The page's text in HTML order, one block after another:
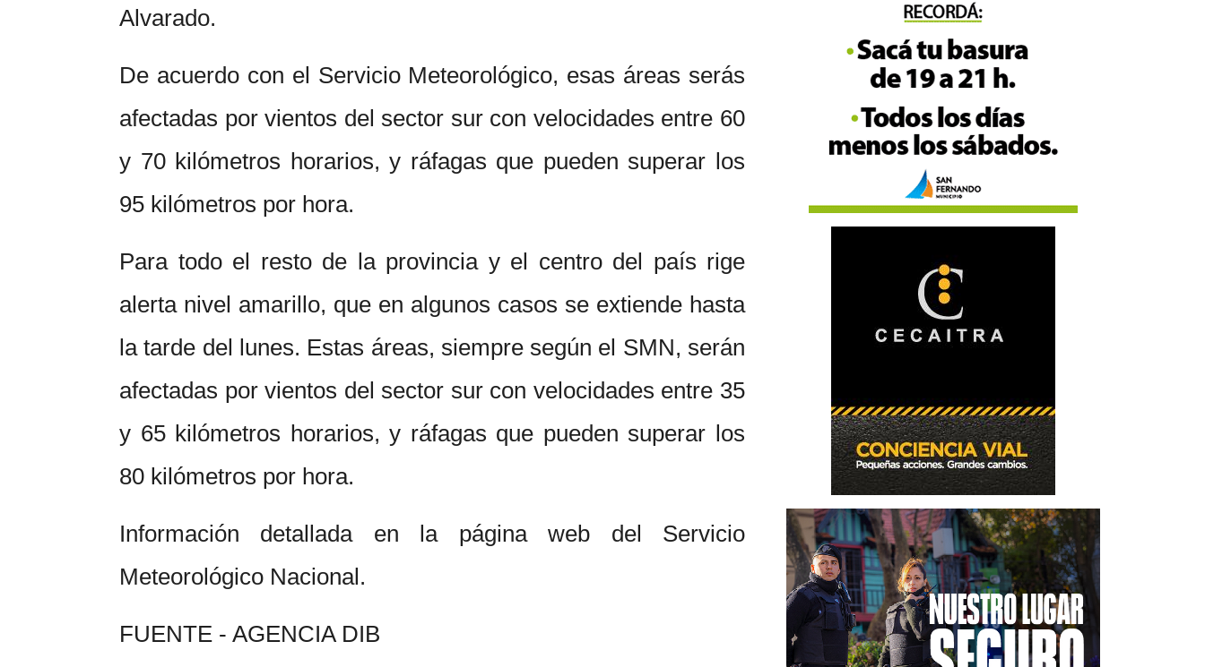
Alvarado.
De acuerdo con el Servicio Meteorológico, esas áreas serás
afectadas por vientos del sector sur con velocidades entre 60
y 70 kilómetros horarios, y ráfagas que pueden superar los
95 kilómetros por hora.
Para todo el resto de la provincia y el centro del país rige
alerta nivel amarillo, que en algunos casos se extiende hasta
la tarde del lunes. Estas áreas, siempre según el SMN, serán
afectadas por vientos del sector sur con velocidades entre 35
y 65 kilómetros horarios, y ráfagas que pueden superar los
80 kilómetros por hora.
Información detallada en la página web del Servicio
Meteorológico Nacional.
FUENTE - AGENCIA DIB